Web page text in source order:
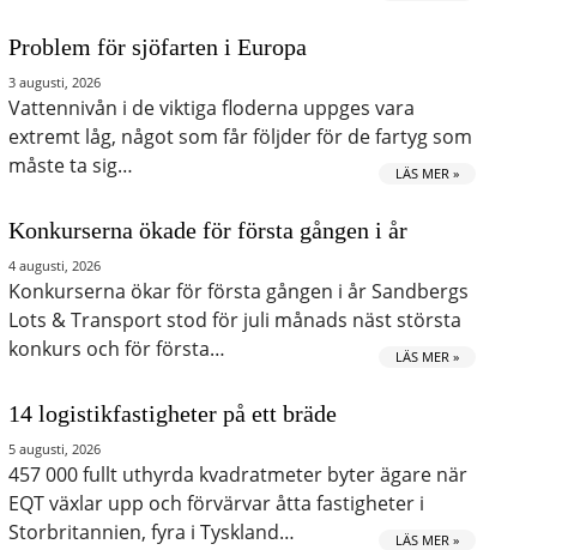
Problem för sjöfarten i Europa
3 augusti, 2026
Vattennivån i de viktiga floderna uppges vara
extremt låg, något som får följder för de fartyg som
måste ta sig…
LÄS MER »
Konkurserna ökade för första gången i år
4 augusti, 2026
Konkurserna ökar för första gången i år Sandbergs
Lots & Transport stod för juli månads näst största
konkurs och för första…
LÄS MER »
14 logistikfastigheter på ett bräde
5 augusti, 2026
457 000 fullt uthyrda kvadratmeter byter ägare när
EQT växlar upp och förvärvar åtta fastigheter i
Storbritannien, fyra i Tyskland…
LÄS MER »